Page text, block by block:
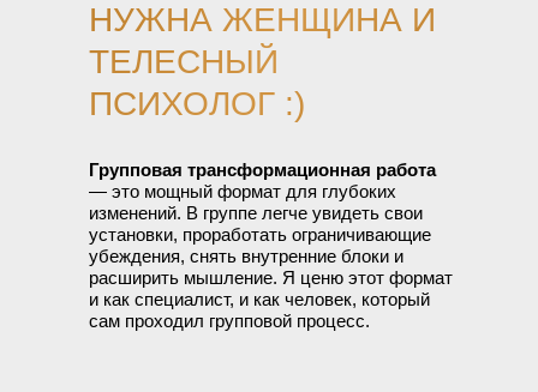
Групповая трансформационная работа
— это мощный формат для глубоких
изменений. В группе легче увидеть свои
установки, проработать ограничивающие
убеждения, снять внутренние блоки и
расширить мышление. Я ценю этот формат
и как специалист, и как человек, который
сам проходил групповой процесс.
НУЖНА ЖЕНЩИНА И
ТЕЛЕСНЫЙ
ПСИХОЛОГ :)